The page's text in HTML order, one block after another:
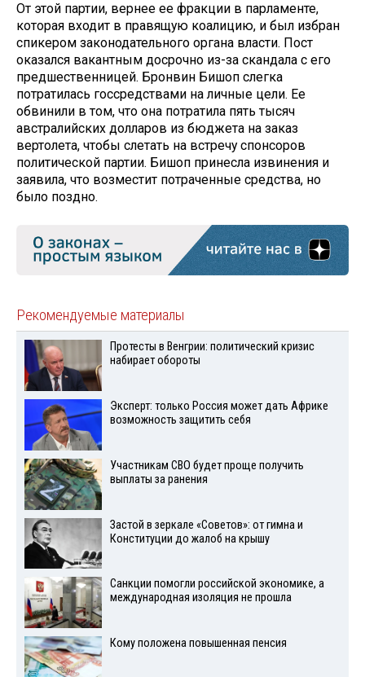
От этой партии, вернее ее фракции в парламенте,
которая входит в правящую коалицию, и был избран
спикером законодательного органа власти. Пост
оказался вакантным досрочно из-за скандала с его
предшественницей. Бронвин Бишоп слегка
потратилась госсредствами на личные цели. Ее
обвинили в том, что она потратила пять тысяч
австралийских долларов из бюджета на заказ
вертолета, чтобы слетать на встречу спонсоров
политической партии. Бишоп принесла извинения и
заявила, что возместит потраченные средства, но
было поздно.
Рекомендуемые материалы
Протесты в Венгрии: политический кризис
набирает обороты
Эксперт: только Россия может дать Африке
возможность защитить себя
Участникам СВО будет проще получить
выплаты за ранения
Застой в зеркале «Советов»: от гимна и
Конституции до жалоб на крышу
Санкции помогли российской экономике, а
международная изоляция не прошла
Кому положена повышенная пенсия